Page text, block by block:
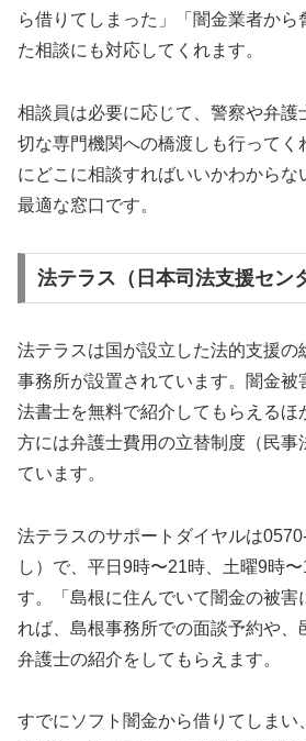
ら借りてしまった」「闇金業者から
た相談にも対応してくれます。
相談員は必要に応じて、警察や弁護
切な専門機関への橋渡しも行ってく
にどこに相談すればいいかわからな
最適な窓口です。
法テラス（日本司法支援セン
法テラスは国が設立した法的支援の
事務所が設置されています。闇金被
法書士を無料で紹介してもらえるほ
方には弁護士費用の立替制度（民事
ています。
法テラスのサポートダイヤルは
し）で、平日9時〜21時、土曜9時
す。「島根に住んでいて闇金の被害
れば、島根事務所での面談予約や、
弁護士の紹介をしてもらえます。
すでにソフト闇金から借りてしまい